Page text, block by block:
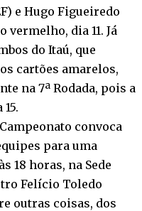
e Hugo Figueiredo
vermelho, dia 11. Já
do Itaú, que
cartões amarelos,
na 7ª Rodada, pois a
convoca
para uma
18 horas, na Sede
Felício Toledo
outras coisas, dos